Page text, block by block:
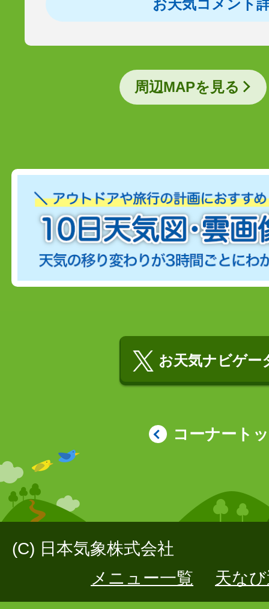
お天気コメント
周辺MAPを見る
お天気ナビゲー
コーナート
(C) 日本気象株式会社
メニュー一覧
天な